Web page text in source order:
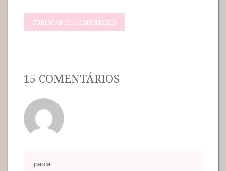
15 COMENTÁRIOS
paola